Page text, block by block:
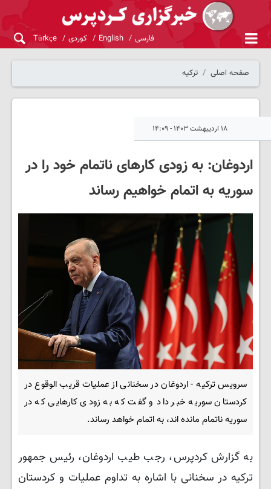
فارسی English کوردی Türkçe
صفحه اصلی ترکیه
۱۸ اردیبهشت ۱۴۰۳ - ۱۴:۰۹
اردوغان: به زودی کارهای ناتمام خود را در
سوریه به اتمام خواهیم رساند
سرویس ترکیه - اردوغان در سخنانی از عملیات قریب الوقوع در
کردستان سوریه خبر داد و گفت که به زودی کارهایی که در
سوریه ناتمام مانده اند، به اتمام خواهد رساند.
به گزارش کردپرس، رجب طیب اردوغان، رئیس جمهور
ترکیه در سخنانی با اشاره به تداوم عملیات و کردستان